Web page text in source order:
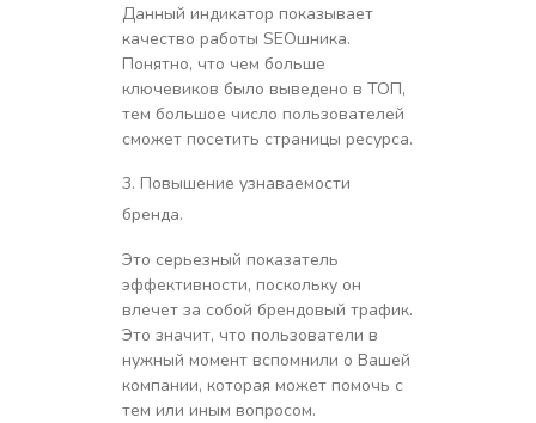
Данный индикатор показывает
качество работы SEOшника.
Понятно, что чем больше
ключевиков было выведено в ТОП,
тем большое число пользователей
сможет посетить страницы ресурса.
Повышение узнаваемости
бренда.
Это серьезный показатель
эффективности, поскольку он
влечет за собой брендовый трафик.
Это значит, что пользователи в
нужный момент вспомнили о Вашей
компании, которая может помочь с
тем или иным вопросом.